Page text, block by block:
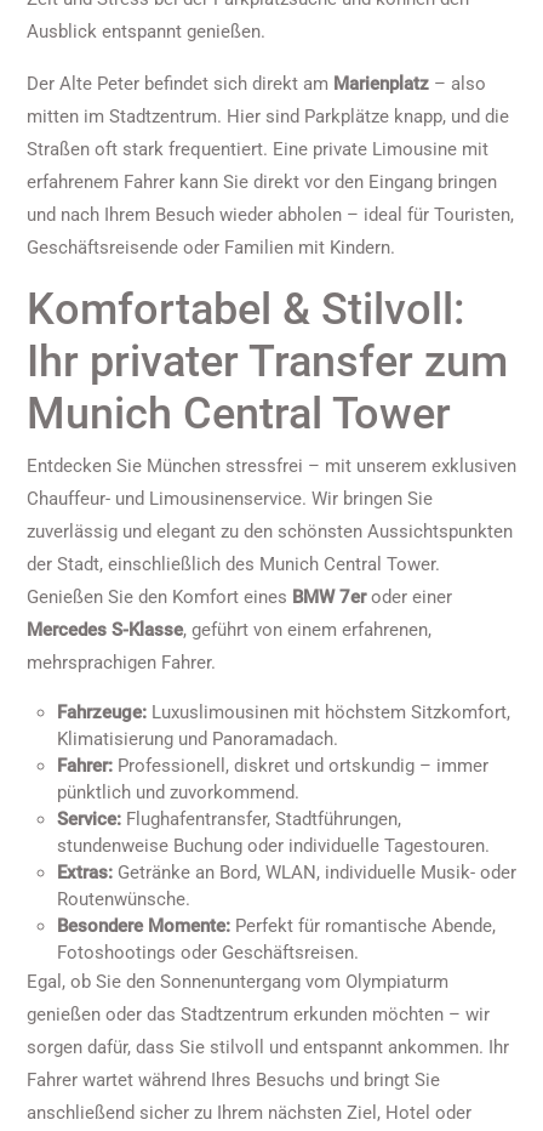
Ausblick entspannt genießen.
Der Alte Peter befindet sich direkt am Marienplatz – also
mitten im Stadtzentrum. Hier sind Parkplätze knapp, und die
Straßen oft stark frequentiert. Eine private Limousine mit
erfahrenem Fahrer kann Sie direkt vor den Eingang bringen
und nach Ihrem Besuch wieder abholen – ideal für Touristen,
Geschäftsreisende oder Familien mit Kindern.
Komfortabel & Stilvoll:
Ihr privater Transfer zum
Munich Central Tower
Entdecken Sie München stressfrei – mit unserem exklusiven
Chauffeur- und Limousinenservice. Wir bringen Sie
zuverlässig und elegant zu den schönsten Aussichtspunkten
der Stadt, einschließlich des Munich Central Tower.
Genießen Sie den Komfort eines BMW 7eroder einer
Mercedes S-Klasse, geführt von einem erfahrenen,
mehrsprachigen Fahrer.
Fahrzeuge: Luxuslimousinen mit höchstem Sitzkomfort,
Klimatisierung und Panoramadach.
Fahrer: Professionell, diskret und ortskundig – immer
pünktlich und zuvorkommend.
Service: Flughafentransfer, Stadtführungen,
stundenweise Buchung oder individuelle Tagestouren.
Extras: Getränke an Bord, WLAN, individuelle Musik- oder
Routenwünsche.
Besondere Momente: Perfekt für romantische Abende,
Fotoshootings oder Geschäftsreisen.
Egal, ob Sie den Sonnenuntergang vom Olympiaturm
genießen oder das Stadtzentrum erkunden möchten – wir
sorgen dafür, dass Sie stilvoll und entspannt ankommen. Ihr
Fahrer wartet während Ihres Besuchs und bringt Sie
anschließend sicher zu Ihrem nächsten Ziel, Hotel oder